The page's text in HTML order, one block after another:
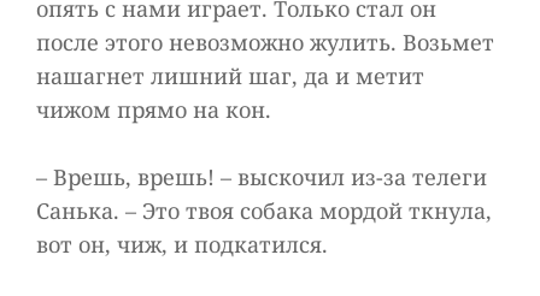
опять с нами играет. Только стал он
после этого невозможно жулить. Возьмет
нашагнет лишний шаг, да и метит
чижом прямо на кон.
– Врешь, врешь! – выскочил из-за телеги
Санька. – Это твоя собака мордой ткнула,
вот он, чиж, и подкатился.